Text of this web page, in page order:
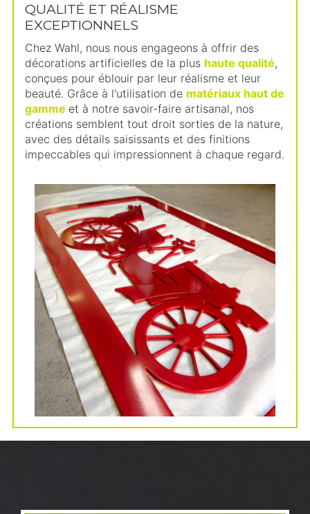
QUALITÉ ET RÉALISME
EXCEPTIONNELS
Chez Wahl, nous nous engageons à offrir des
décorations artificielles de la plus haute qualité,
conçues pour éblouir par leur réalisme et leur
beauté. Grâce à l'utilisation de matériaux haut de
gamme et à notre savoir-faire artisanal, nos
créations semblent tout droit sorties de la nature,
avec des détails saisissants et des finitions
impeccables qui impressionnent à chaque regard.